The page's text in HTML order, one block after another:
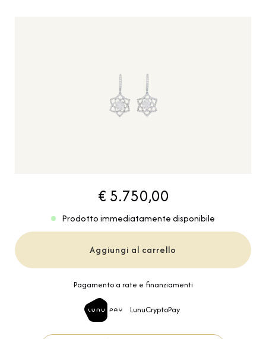
€ 5.750,00
Prodotto immediatamente disponibile
Aggiungi al carrello
Pagamento a rate e finanziamenti
LunuCryptoPay